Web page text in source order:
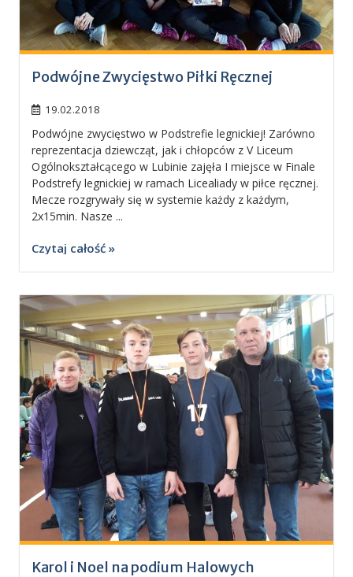
Podwójne Zwycięstwo Piłki Ręcznej
19.02.2018
Podwójne zwycięstwo w Podstrefie legnickiej! Zarówno
reprezentacja dziewcząt, jak i chłopców z V Liceum
Ogólnokształcącego w Lubinie zajęła I miejsce w Finale
Podstrefy legnickiej w ramach Licealiady w piłce ręcznej.
Mecze rozgrywały się w systemie każdy z każdym,
2x15min. Nasze ...
Czytaj całość »
Karol i Noel na podium Halowych